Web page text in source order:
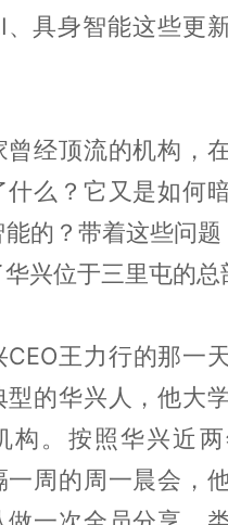
、具身智能这些更
曾经顶流的机构，
什么？它又是如何
能的？带着这些问
兴位于三里屯的总
CEO王力行的那一
型的华兴人，他大
构。按照华兴近
一周的周一晨会，